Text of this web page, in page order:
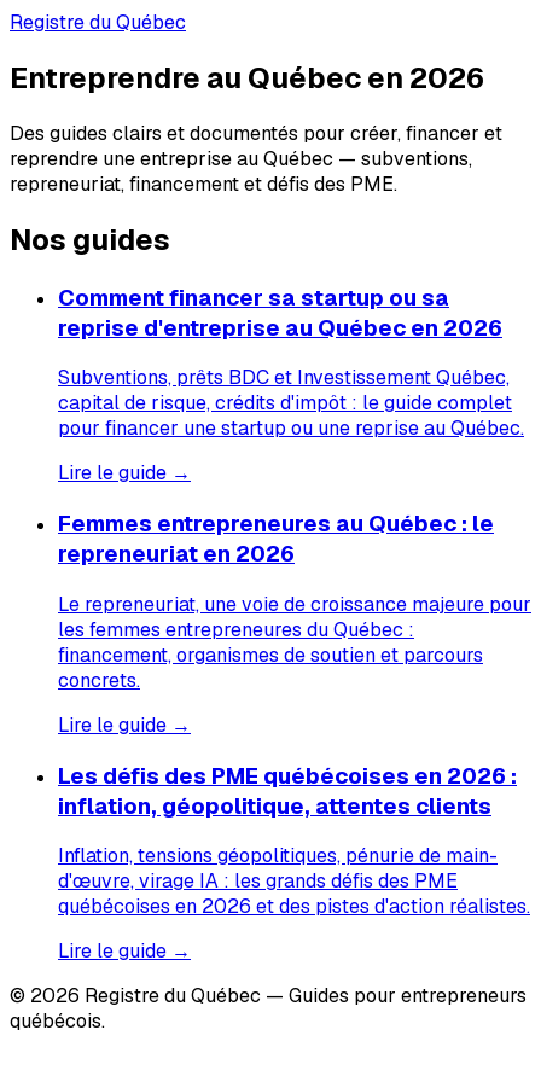
Registre du Québec
Entreprendre au Québec en 2026
Des guides clairs et documentés pour créer, financer et
reprendre une entreprise au Québec — subventions,
repreneuriat, financement et défis des PME.
Nos guides
Comment financer sa startup ou sa
reprise d'entreprise au Québec en 2026
Subventions, prêts BDC et Investissement Québec,
capital de risque, crédits d'impôt : le guide complet
pour financer une startup ou une reprise au Québec.
Lire le guide →
Femmes entrepreneures au Québec : le
repreneuriat en 2026
Le repreneuriat, une voie de croissance majeure pour
les femmes entrepreneures du Québec :
financement, organismes de soutien et parcours
concrets.
Lire le guide →
Les défis des PME québécoises en 2026 :
inflation, géopolitique, attentes clients
Inflation, tensions géopolitiques, pénurie de main-
d'œuvre, virage IA : les grands défis des PME
québécoises en 2026 et des pistes d'action réalistes.
Lire le guide →
© 2026 Registre du Québec — Guides pour entrepreneurs
québécois.